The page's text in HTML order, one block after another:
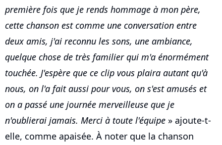
première fois que je rends hommage à mon père,
cette chanson est comme une conversation entre
deux amis, j'ai reconnu les sons, une ambiance,
quelque chose de très familier qui m'a énormément
touchée. J'espère que ce clip vous plaira autant qu'à
nous, on l'a fait aussi pour vous, on s'est amusés et
on a passé une journée merveilleuse que je
n'oublierai jamais. Merci à toute l'équipe » ajoute-t-
elle, comme apaisée. À noter que la chanson